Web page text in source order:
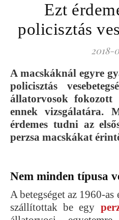
Ezt
policisztás
2018-
A macskáknál egyre gyakrabban alakul ki a
policisztás
állatorvosok
ennek vizsgálatára.
érdemes tudni az
perzsa macskákat
Nem minden típusa
A betegséget az 1960-
szállítottak be egy